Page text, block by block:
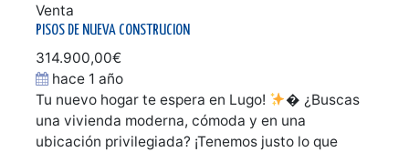
Venta
PISOS DE NUEVA CONSTRUCION
314.900,00€
hace 1 año
Tu nuevo hogar te espera en Lugo!
� ¿Buscas
una vivienda moderna, cómoda y en una
ubicación privilegiada? ¡Tenemos justo lo que